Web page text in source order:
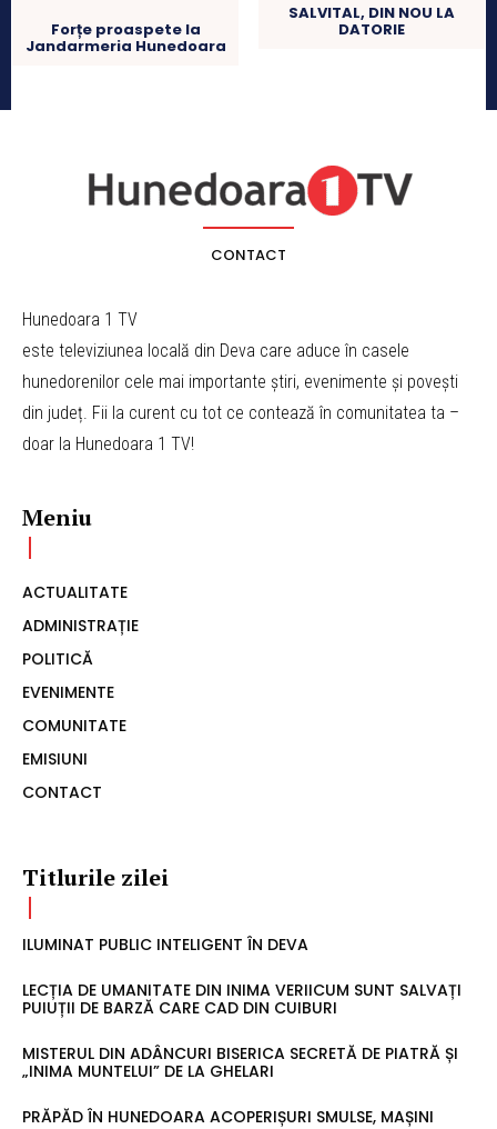
Forțe proaspete la
Jandarmeria Hunedoara
SALVITAL, DIN NOU LA
DATORIE
CONTACT
Hunedoara 1 TV
este televiziunea locală din Deva care aduce în casele
hunedorenilor cele mai importante știri, evenimente și povești
din județ. Fii la curent cu tot ce contează în comunitatea ta –
doar la Hunedoara 1 TV!
Meniu
ACTUALITATE
ADMINISTRAȚIE
POLITICĂ
EVENIMENTE
COMUNITATE
EMISIUNI
CONTACT
Titlurile zilei
ILUMINAT PUBLIC INTELIGENT ÎN DEVA
LECȚIA DE UMANITATE DIN INIMA VERIICUM SUNT SALVAȚI
PUIUȚII DE BARZĂ CARE CAD DIN CUIBURI
MISTERUL DIN ADÂNCURI BISERICA SECRETĂ DE PIATRĂ ȘI
„INIMA MUNTELUI” DE LA GHELARI
PRĂPĂD ÎN HUNEDOARA ACOPERIȘURI SMULSE, MAȘINI